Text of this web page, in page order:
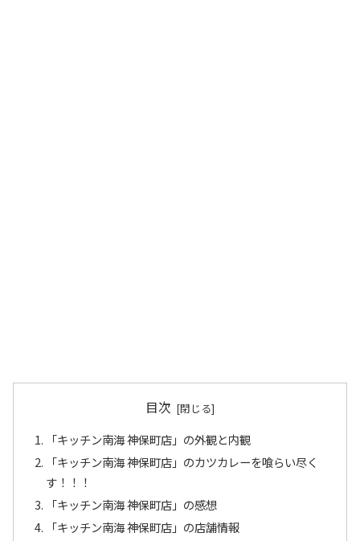
目次
「キッチン南海 神保町店」の外観と内観
「キッチン南海 神保町店」のカツカレーを喰らい尽く
す！！！
「キッチン南海 神保町店」の感想
「キッチン南海 神保町店」の店舗情報